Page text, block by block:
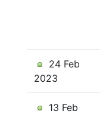
24 Feb
2023
13 Feb